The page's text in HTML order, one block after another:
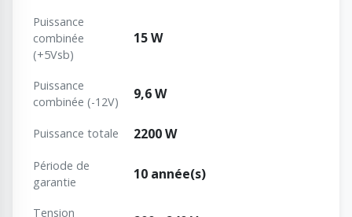
Puissance
combinée
(+5Vsb)
15 W
Puissance
combinée (-12V)
9,6 W
Puissance totale 2200 W
Période de
garantie
10 année(s)
Tension